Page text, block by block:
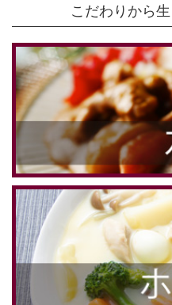
こだわりから